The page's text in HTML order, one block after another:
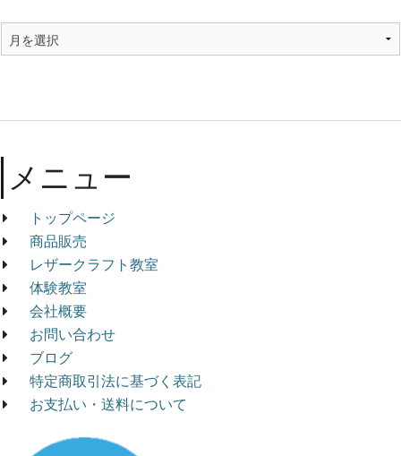
メニュー
トップページ
商品販売
レザークラフト教室
体験教室
会社概要
お問い合わせ
ブログ
特定商取引法に基づく表記
お支払い・送料について